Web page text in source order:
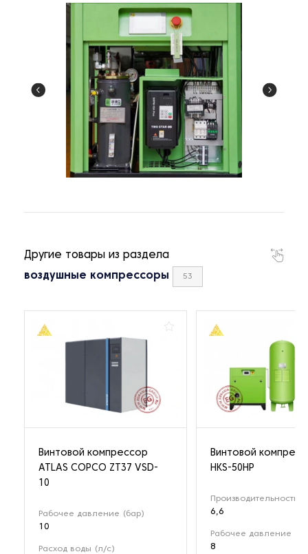
Другие товары из раздела
воздушные компрессоры 53
Винтовой компрессор
ATLAS COPCO ZT37 VSD-
10
Рабочее давление (бар)
10
Расход воды (л/с)
Винтовой
HKS-50HP
Производительность
6,6
Рабочее давление
8